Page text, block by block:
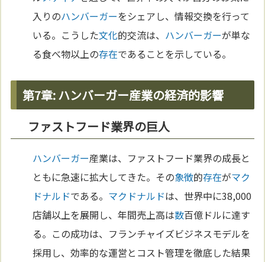
入りのハンバーガーをシェアし、情報交換を行って
いる。こうした文化的交流は、 ハンバーガーが単な
る食べ物以上の存在であることを示している。
第7章: ハンバーガー産業の経済的影響
ファストフード業界の巨人
ハンバーガー産業は、ファストフード業界の成長と
ともに急速に拡大してきた。その象徴的存在がマク
ドナルドである。 マクドナルドは、世界中に38,000
店舗以上を展開し、年間売上高は数百億ドルに達す
る。この成功は、フランチャイズビジネスモデルを
採用し、効率的な運営とコスト管理を徹底した結果